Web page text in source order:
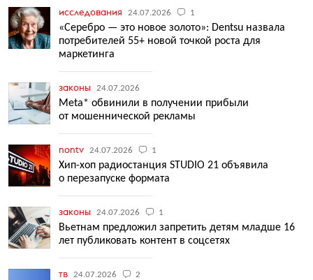
исследования 24.07.2026 1
«Серебро — это новое золото»: Dentsu назвала
потребителей 55+ новой точкой роста для
маркетинга
законы 24.07.2026
Meta* обвинили в получении прибыли
от мошеннической рекламы
nontv 24.07.2026 1
Хип-хоп радиостанция STUDIO 21 объявила
о перезапуске формата
законы 24.07.2026 1
Вьетнам предложил запретить детям младше 16
лет публиковать контент в соцсетях
тв 24.07.2026 2